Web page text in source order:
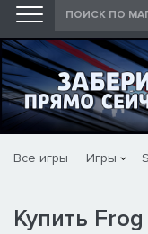
Все игры Игры
Купить